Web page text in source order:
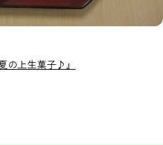
の上生菓子♪』